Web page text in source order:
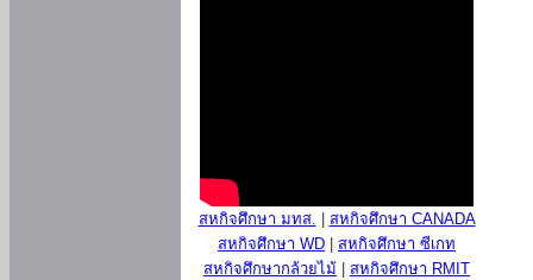
สหกิจศึกษา มทส.
สหกิจศึกษา CANADA
สหกิจศึกษา WD
สหกิจศึกษา ซีเกท
สหกิจศึกษากล้วยไม้
สหกิจศึกษา RMIT